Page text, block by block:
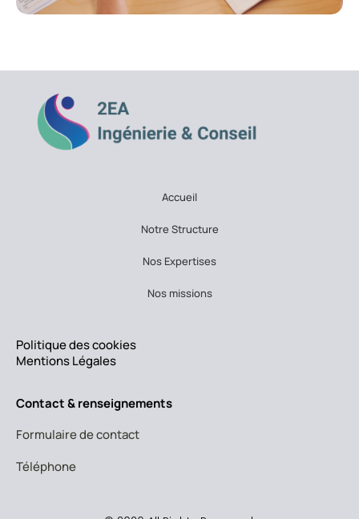
Accueil
Notre Structure
Nos Expertises
Nos missions
Politique des cookies
Mentions Légales
Contact & renseignements
Formulaire de contact
Téléphone